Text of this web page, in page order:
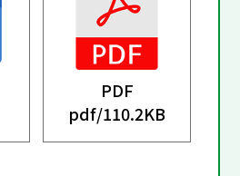
PDF
pdf/110.2KB